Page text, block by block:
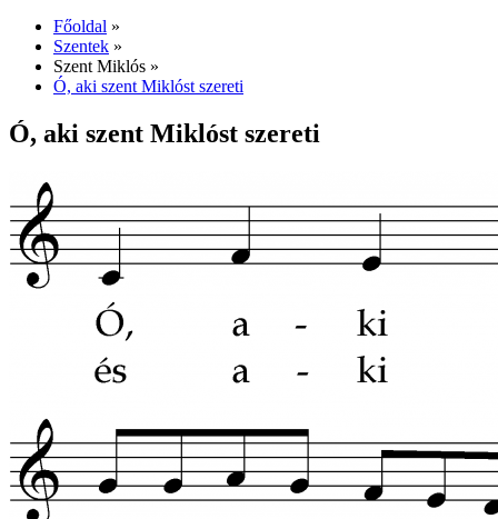
Főoldal »
Szentek »
Szent Miklós »
Ó, aki szent Miklóst szereti
Ó, aki szent Miklóst szereti